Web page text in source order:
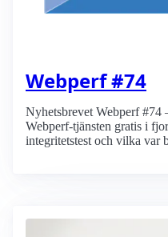
Webperf #74
Nyhetsbrevet Webperf
Webperf-tjänsten gratis i
integritetstest och vilka var